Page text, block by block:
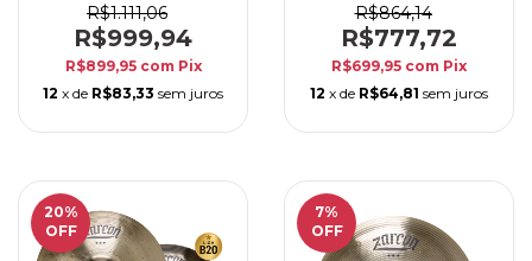
- Som Definido
R$1.111,06
R$999,94
R$899,95 com Pix
12 x de R$83,33 sem juros
Poderoso
R$864,14
R$777,72
R$699,95 com Pix
12 x de R$64,81 sem juros
20%
OFF
7%
OFF